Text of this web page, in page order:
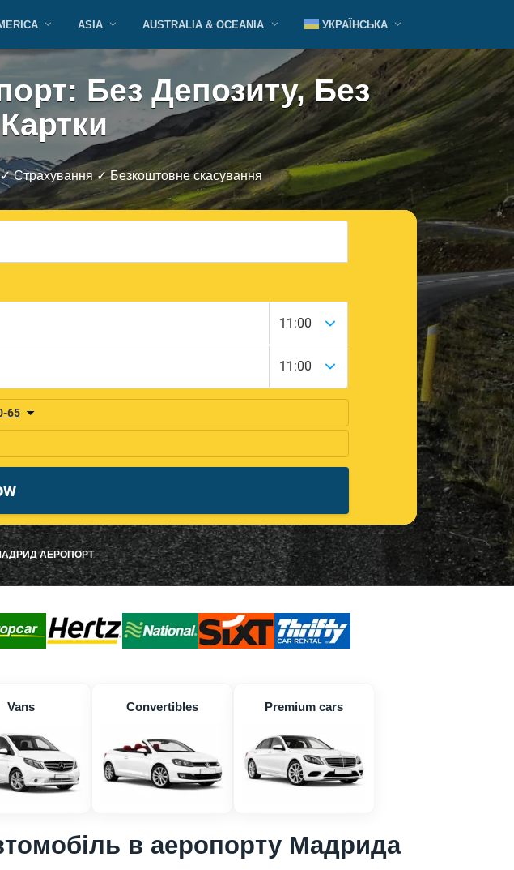
ASIA AUSTRALIA & OCEANIA УКРАЇНСЬКА
Без Депозиту, Без
✓ Страхування ✓ Безкоштовне скасування
АЕРОПОРТ
Vans Convertibles Premium cars
в аеропорту Мадрида